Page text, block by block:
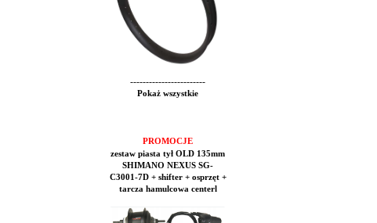
------------------------
Pokaż wszystkie
PROMOCJE
zestaw piasta tył OLD 135mm
SHIMANO NEXUS SG-
C3001-7D + shifter + osprzęt +
tarcza hamulcowa centerl